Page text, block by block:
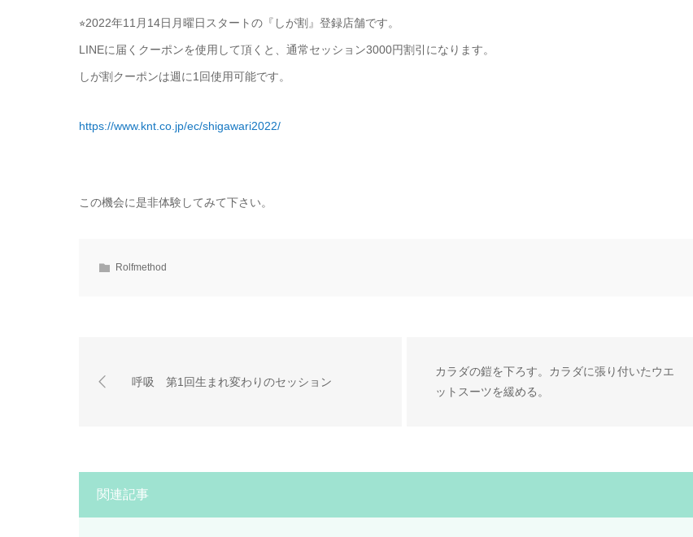
⭐︎2022年11月14日月曜日スタートの『しが割』登録店舗です。
LINEに届くクーポンを使用して頂くと、通常セッション3000円割引になります。
しが割クーポンは週に1回使用可能です。
https://www.knt.co.jp/ec/shigawari2022/
この機会に是非体験してみて下さい。
Rolfmethod
呼吸 第1回生まれ変わりのセッション
カラダの鎧を下ろす。カラダに張り付いたウエ
ットスーツを緩める。
関連記事